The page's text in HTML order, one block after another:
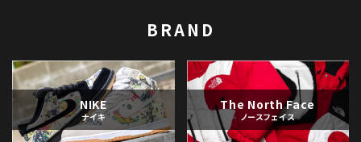
BRAND
NIKE
ナイキ
The North Face
ノースフェイス